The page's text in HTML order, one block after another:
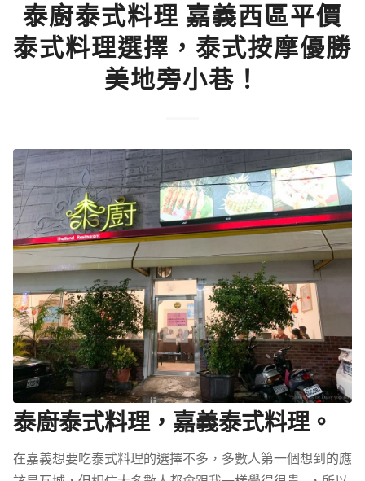
泰廚泰式料理 嘉義西區平價
泰式料理選擇，泰式按摩優勝
美地旁小巷！
泰廚泰式料理，嘉義泰式料理。
在嘉義想要吃泰式料理的選擇不多，多數人第一個想到的應